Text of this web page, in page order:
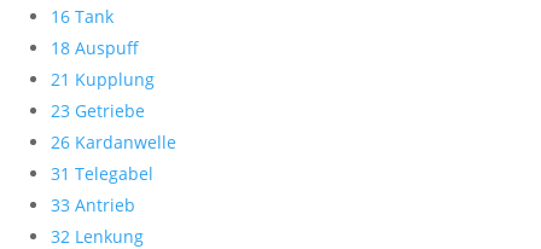
16 Tank
18 Auspuff
21 Kupplung
23 Getriebe
26 Kardanwelle
31 Telegabel
33 Antrieb
32 Lenkung